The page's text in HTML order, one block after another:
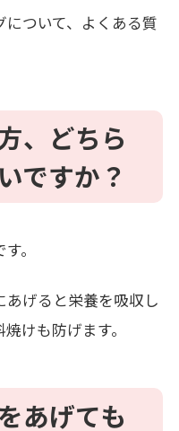
ついて、よくある質
、どちら
ですか？
。
げると栄養を吸収し
けも防げます。
あげても